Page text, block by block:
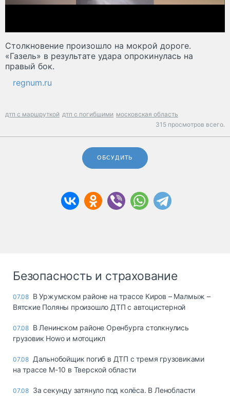
Столкновение произошло на мокрой дороге.
«Газель» в результате удара опрокинулась на
правый бок.
regnum.ru
дтп с маршруткой дтп с погибшими московская область
315 просмотров всего.
ОБСУДИТЬ
Безопасность и страхование
07.08 В Уржумском районе на трассе Киров – Малмыж –
Вятские Поляны произошло ДТП с автоцистерной
07.08 В Ленинском районе Оренбурга столкнулись
грузовик Howo и мотоцикл
07.08 Дальнобойщик погиб в ДТП с тремя грузовиками
на трассе М-10 в Тверской области
07.08 За секунду затянуло под колёса. В Ленобласти